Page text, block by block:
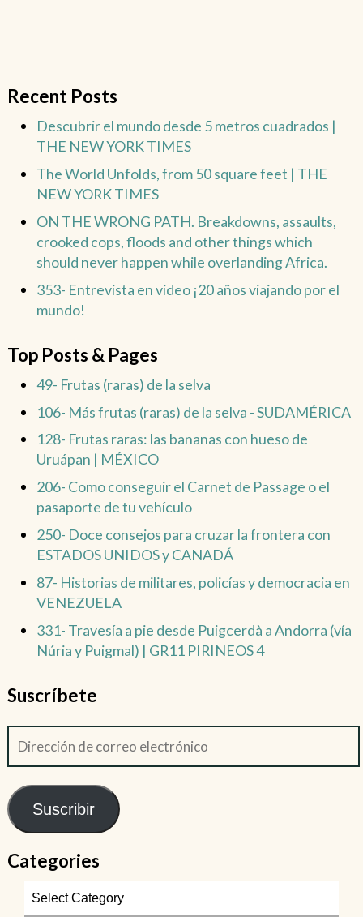
Recent Posts
Descubrir el mundo desde 5 metros cuadrados |
THE NEW YORK TIMES
The World Unfolds, from 50 square feet | THE
NEW YORK TIMES
ON THE WRONG PATH. Breakdowns, assaults,
crooked cops, floods and other things which
should never happen while overlanding Africa.
353- Entrevista en video ¡20 años viajando por el
mundo!
Top Posts & Pages
49- Frutas (raras) de la selva
106- Más frutas (raras) de la selva - SUDAMÉRICA
128- Frutas raras: las bananas con hueso de
Uruápan | MÉXICO
206- Como conseguir el Carnet de Passage o el
pasaporte de tu vehículo
250- Doce consejos para cruzar la frontera con
ESTADOS UNIDOS y CANADÁ
87- Historias de militares, policías y democracia en
VENEZUELA
331- Travesía a pie desde Puigcerdà a Andorra (vía
Núria y Puigmal) | GR11 PIRINEOS 4
Suscríbete
Suscribir
Categories